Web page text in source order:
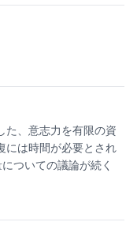
た、意志力を有限の資
には時間が必要とされ
ついての議論が続く